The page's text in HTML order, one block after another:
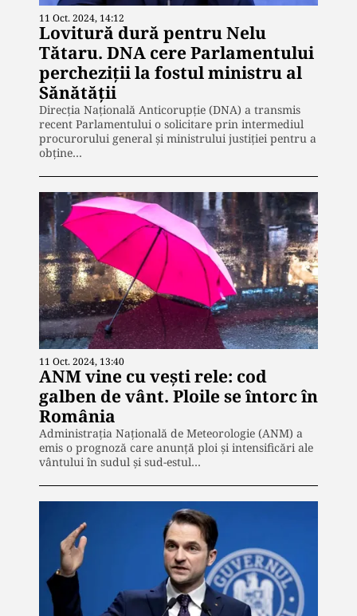
11 Oct. 2024, 14:12
Lovitură dură pentru Nelu
Tătaru. DNA cere Parlamentului
percheziții la fostul ministru al
Sănătății
Direcția Națională Anticorupție (DNA) a transmis
recent Parlamentului o solicitare prin intermediul
procurorului general și ministrului justiției pentru a
obține…
11 Oct. 2024, 13:40
ANM vine cu vești rele: cod
galben de vânt. Ploile se întorc în
România
Administrația Națională de Meteorologie (ANM) a
emis o prognoză care anunță ploi și intensificări ale
vântului în sudul și sud-estul…